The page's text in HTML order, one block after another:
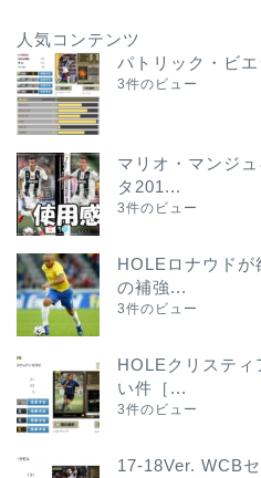
人気コンテンツ
パトリック・ビ
3件のビュー
マリオ・マンジ
タ201...
3件のビュー
HOLEロナウド
の補強...
3件のビュー
HOLEクリスティ
い件［...
3件のビュー
17-18Ver. WCB